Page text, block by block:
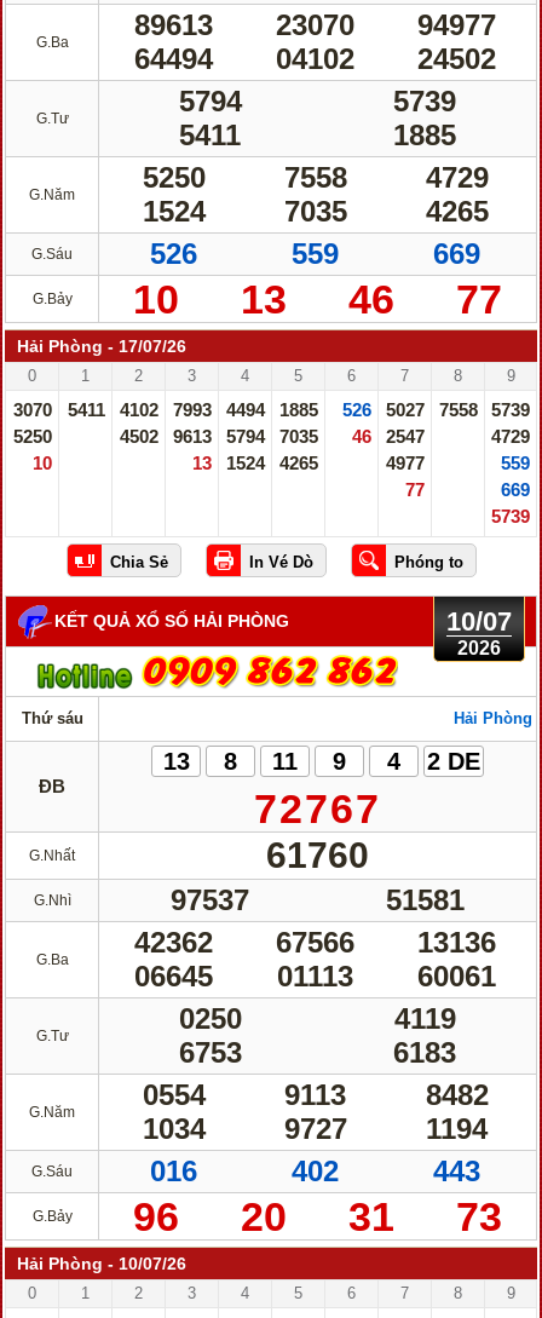
G.Ba
89613 23070
94977
64494
04102 24502
G.Tư
5794
5739
5411
1885
G.Năm
5250 7558
4729
1524
7035 4265
G.Sáu 526 559 669
G.Bảy 10 13 46 77
Hải Phòng - 17/07/26
0 1 2 3 4 5 6 7 8 9
3070
5250
10
5411
4102
4502
7993
9613
13
4494
5794
1524
1885
7035
4265
526
46
5027
2547
4977
77
7558
5739
4729
559
669
5739
10/07
2026
KẾT QUẢ XỔ SỐ HẢI PHÒNG
Thứ sáu Hải Phòng
ĐB
13 8 11 9 4 2 DE
72767
G.Nhất 61760
G.Nhì 97537 51581
G.Ba
42362 67566
13136
06645
01113 60061
G.Tư
0250
4119
6753
6183
G.Năm
0554 9113
8482
1034
9727 1194
G.Sáu 016 402 443
G.Bảy 96 20 31 73
Hải Phòng - 10/07/26
0 1 2 3 4 5 6 7 8 9